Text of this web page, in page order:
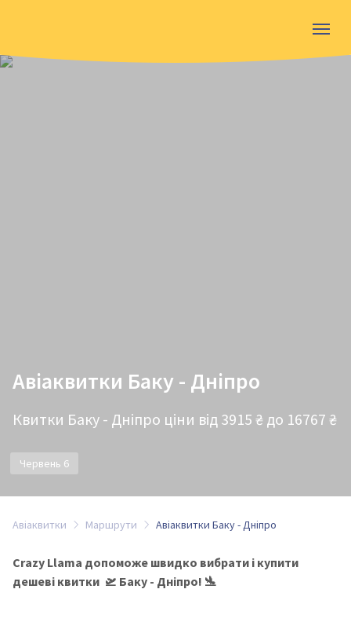
Авіаквитки Баку - Дніпро
Квитки Баку - Дніпро ціни від 3915 ₴ до 16767 ₴
Червень 6
Авіаквитки Маршрути Авіаквитки Баку - Дніпро
Crazy Llama допоможе швидко вибрати і купити
дешеві квитки 🛫 Баку - Дніпро! 🛬